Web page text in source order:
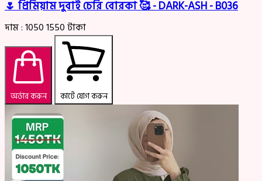
🌷 প্রিমিয়াম দুবাই চেরি বোরকা 🥰 - DARK-ASH - B036
দাম :10501550টাকা
অর্ডার করুন কার্টে যোগ করুন